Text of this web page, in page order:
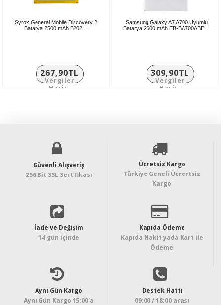
Syrox General Mobile Discovery 2
Batarya 2500 mAh B202…
267,90TL
Vergiler
Hariç:
Samsung Galaxy A7 A700 Uyumlu
Batarya 2600 mAh EB-BA700ABE…
309,90TL
Vergiler
Hariç:
Güvenli Alışveriş
256 Bit SSL Sertifikası
Ücretsiz Kargo
Türkiye Geneli Ücrertsiz
Kargo
İade ve Değişim
14 gün içinde
Kapıda Ödeme
Kapıda Nakit yada Kart ile
Ödeme
Aynı Gün Kargo
Aynı Gün Kargo 15:00'a
Destek Hattı
09:00 / 18:00 arası